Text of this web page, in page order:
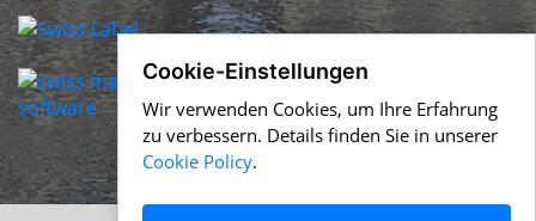
Cookie-Einstellungen
Wir verwenden Cookies, um Ihre Erfahrung
zu verbessern. Details finden Sie in unserer
Cookie Policy.